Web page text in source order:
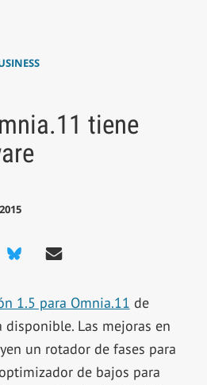
tiene
1.5 para Omnia.11 de
disponible. Las mejoras en
un rotador de fases para
de bajos para